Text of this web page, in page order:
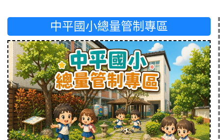
中平國小總量管制專區